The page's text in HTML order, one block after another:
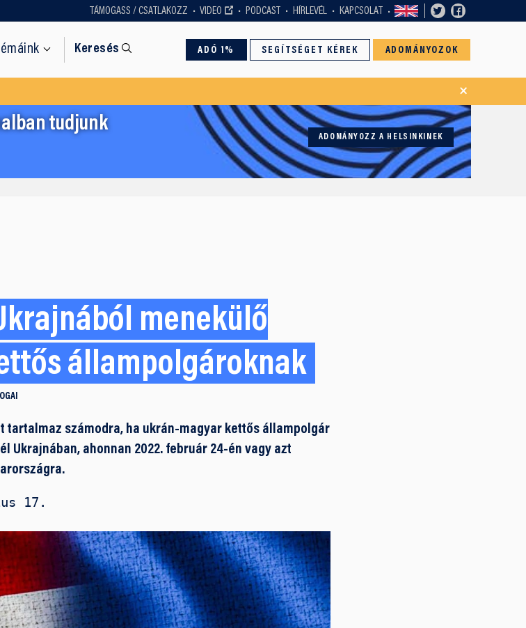
TÁMOGASS / CSATLAKOZZ VIDEO PODCAST HÍRLEVÉL KAPCSOLAT
Keresés ADÓ 1% SEGÍTSÉGET KÉREK ADOMÁNYOZOK
×
tudjunk
ADOMÁNYOZZ A HELSINKINEK
menekülő
állampolgároknak
tartalmaz számodra, ha ukrán-magyar kettős állampolgár
Ukrajnában, ahonnan 2022. február 24-én vagy azt
17.